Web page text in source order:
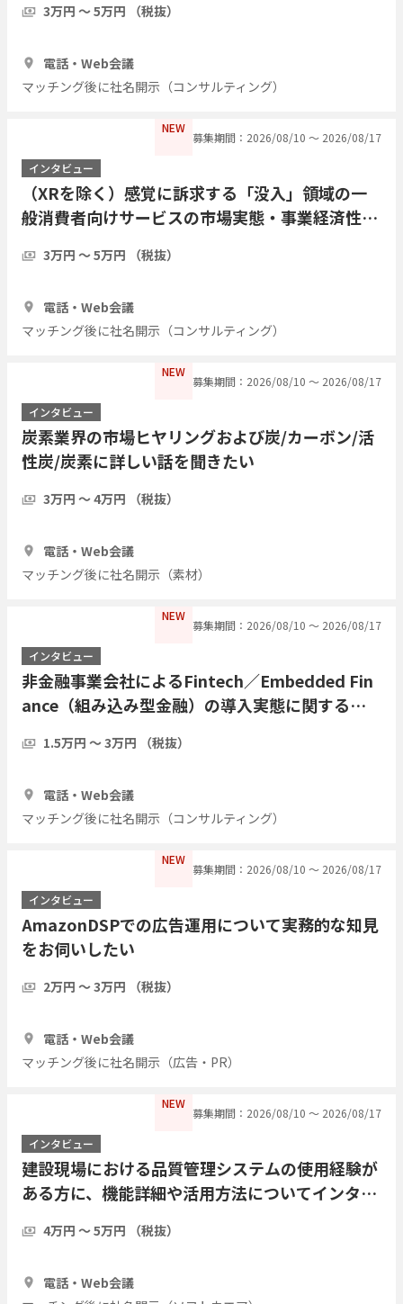
3万円 〜 5万円 （税抜）
電話・Web会議
マッチング後に社名開示（コンサルティング）
NEW
募集期間：2026/08/10 〜 2026/08/17
インタビュー
（XRを除く）感覚に訴求する「没入」領域の一
般消費者向けサービスの市場実態・事業経済性・
3万円 〜 5万円 （税抜）
電話・Web会議
マッチング後に社名開示（コンサルティング）
NEW
募集期間：2026/08/10 〜 2026/08/17
インタビュー
炭素業界の市場ヒヤリングおよび炭/カーボン/活
性炭/炭素に詳しい話を聞きたい
3万円 〜 4万円 （税抜）
電話・Web会議
マッチング後に社名開示（素材）
NEW
募集期間：2026/08/10 〜 2026/08/17
インタビュー
非金融事業会社によるFintech／Embedded Fin
ance（組み込み型金融）の導入実態に関するイ
1.5万円 〜 3万円 （税抜）
電話・Web会議
マッチング後に社名開示（コンサルティング）
NEW
募集期間：2026/08/10 〜 2026/08/17
インタビュー
AmazonDSPでの広告運用について実務的な知見
をお伺いしたい
2万円 〜 3万円 （税抜）
電話・Web会議
マッチング後に社名開示（広告・PR）
NEW
募集期間：2026/08/10 〜 2026/08/17
インタビュー
建設現場における品質管理システムの使用経験が
ある方に、機能詳細や活用方法についてインタビ
4万円 〜 5万円 （税抜）
電話・Web会議